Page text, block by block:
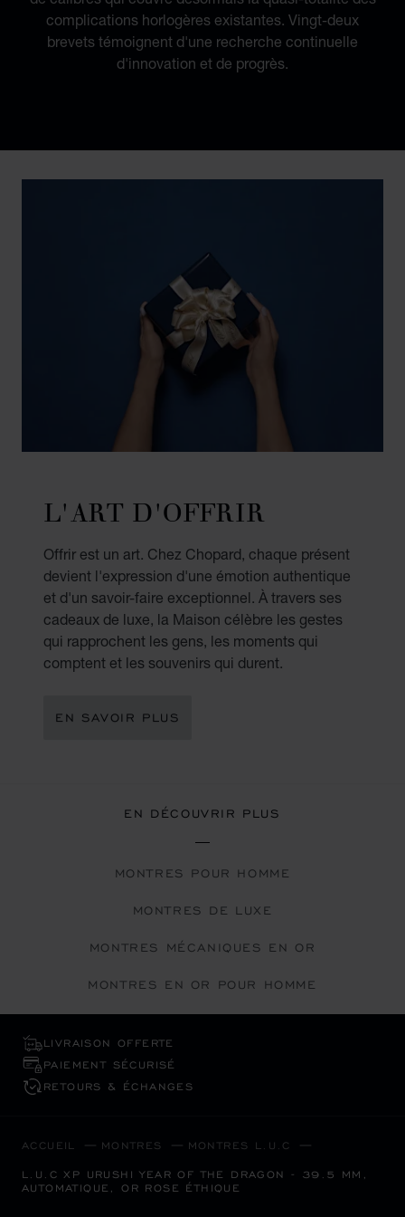
complications horlogères existantes. Vingt-deux
brevets témoignent d'une recherche continuelle
d'innovation et de progrès.
L'ART D'OFFRIR
Offrir est un art. Chez Chopard, chaque présent
devient l'expression d'une émotion authentique
et d'un savoir-faire exceptionnel. À travers ses
cadeaux de luxe, la Maison célèbre les gestes
qui rapprochent les gens, les moments qui
comptent et les souvenirs qui durent.
EN SAVOIR PLUS
EN DÉCOUVRIR PLUS
MONTRES POUR HOMME
MONTRES DE LUXE
MONTRES MÉCANIQUES EN OR
MONTRES EN OR POUR HOMME
LIVRAISON OFFERTE
PAIEMENT SÉCURISÉ
RETOURS & ÉCHANGES
ACCUEIL MONTRES MONTRES L.U.C
L.U.C XP URUSHI YEAR OF THE DRAGON - 39.5 MM,
AUTOMATIQUE, OR ROSE ÉTHIQUE